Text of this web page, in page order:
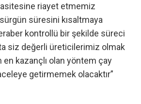
riayet etmemiz
süresini kısaltmaya
kontrollü bir şekilde süreci
siz değerli üreticilerimiz olmak
kazançlı olan yöntem çay
getirmemek olacaktır”